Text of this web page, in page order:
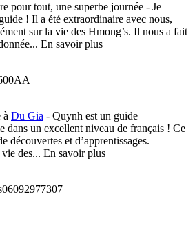
pour tout, une superbe journée - Je
! Il a été extraordinaire avec nous,
sur la vie des Hmong’s. Il nous a fait
... En savoir plus
à Du Gia - Quynh est un guide
dans un excellent niveau de français ! Ce
découvertes et d’apprentissages.
des... En savoir plus